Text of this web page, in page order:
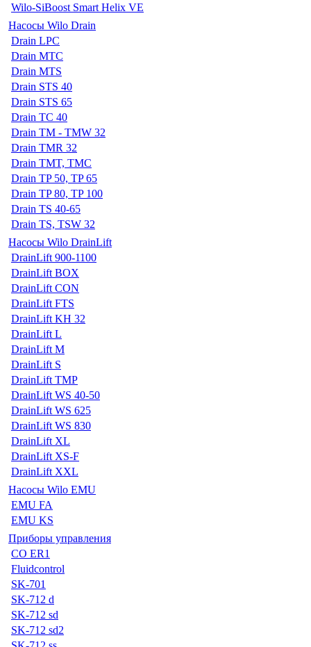
Wilo-SiBoost Smart Helix VE
Насосы Wilo Drain
Drain LPC
Drain MTC
Drain MTS
Drain STS 40
Drain STS 65
Drain TC 40
Drain TM - TMW 32
Drain TMR 32
Drain TMT, TMC
Drain TP 50, TP 65
Drain TP 80, TP 100
Drain TS 40-65
Drain TS, TSW 32
Насосы Wilo DrainLift
DrainLift 900-1100
DrainLift BOX
DrainLift CON
DrainLift FTS
DrainLift KH 32
DrainLift L
DrainLift M
DrainLift S
DrainLift TMP
DrainLift WS 40-50
DrainLift WS 625
DrainLift WS 830
DrainLift XL
DrainLift XS-F
DrainLift XXL
Насосы Wilo EMU
EMU FA
EMU KS
Приборы управления
CO ER1
Fluidcontrol
SK-701
SK-712 d
SK-712 sd
SK-712 sd2